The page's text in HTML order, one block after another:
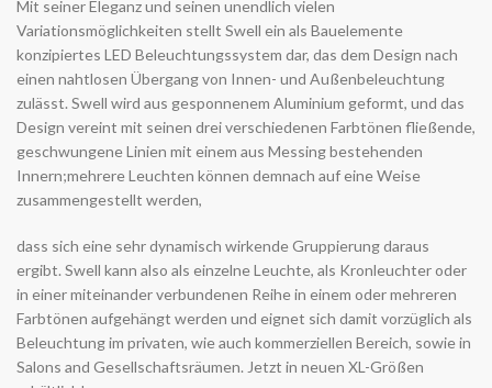
Mit seiner Eleganz und seinen unendlich vielen
Variationsmöglichkeiten stellt Swell ein als Bauelemente
konzipiertes LED Beleuchtungssystem dar, das dem Design nach
einen nahtlosen Übergang von Innen- und Außenbeleuchtung
zulässt. Swell wird aus gesponnenem Aluminium geformt, und das
Design vereint mit seinen drei verschiedenen Farbtönen fließende,
geschwungene Linien mit einem aus Messing bestehenden
Innern;mehrere Leuchten können demnach auf eine Weise
zusammengestellt werden,
dass sich eine sehr dynamisch wirkende Gruppierung daraus
ergibt. Swell kann also als einzelne Leuchte, als Kronleuchter oder
in einer miteinander verbundenen Reihe in einem oder mehreren
Farbtönen aufgehängt werden und eignet sich damit vorzüglich als
Beleuchtung im privaten, wie auch kommerziellen Bereich, sowie in
Salons and Gesellschaftsräumen. Jetzt in neuen XL-Größen